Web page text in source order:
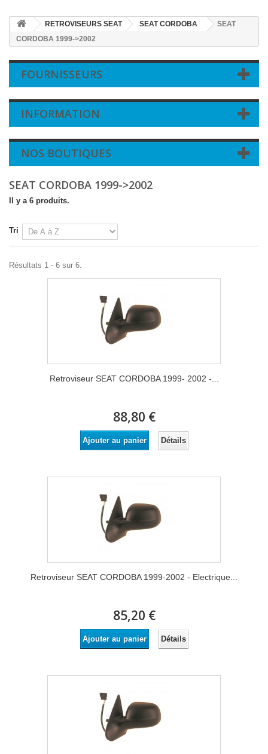
RETROVISEURS SEAT SEAT CORDOBA
SEAT
CORDOBA 1999->2002
FOURNISSEURS
INFORMATION
NOS BOUTIQUES
SEAT CORDOBA 1999->2002
Il y a 6 produits.
Tri
Résultats 1 - 6 sur 6.
Retroviseur SEAT CORDOBA 1999- 2002 -...
88,80 €
Ajouter au panier Détails
Retroviseur SEAT CORDOBA 1999-2002 - Electrique...
85,20 €
Ajouter au panier Détails